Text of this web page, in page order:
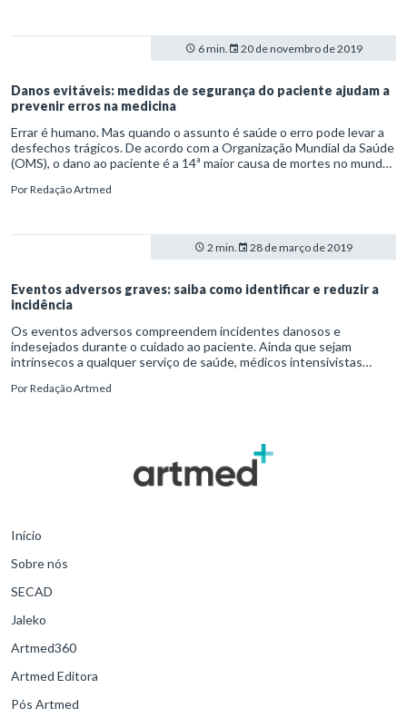
6 min. 20 de novembro de 2019
Danos evitáveis: medidas de segurança do paciente ajudam a
prevenir erros na medicina
Errar é humano. Mas quando o assunto é saúde o erro pode levar a
desfechos trágicos. De acordo com a Organização Mundial da Saúde
(OMS), o dano ao paciente é a 14ª maior causa de mortes no mundo
atendimento hospitalar a cada ano. No entanto, cerca de 50% deles
PorRedação Artmed
2 min. 28 de março de 2019
Eventos adversos graves: saiba como identificar e reduzir a
incidência
Os eventos adversos compreendem incidentes danosos e
indesejados durante o cuidado ao paciente. Ainda que sejam
intrínsecos a qualquer serviço de saúde, médicos intensivistas
no Brasil entre junho de 2014 e 2016, 60% delas ocorreram nos
PorRedação Artmed
Início
Sobre nós
SECAD
Jaleko
Artmed360
Artmed Editora
Pós Artmed